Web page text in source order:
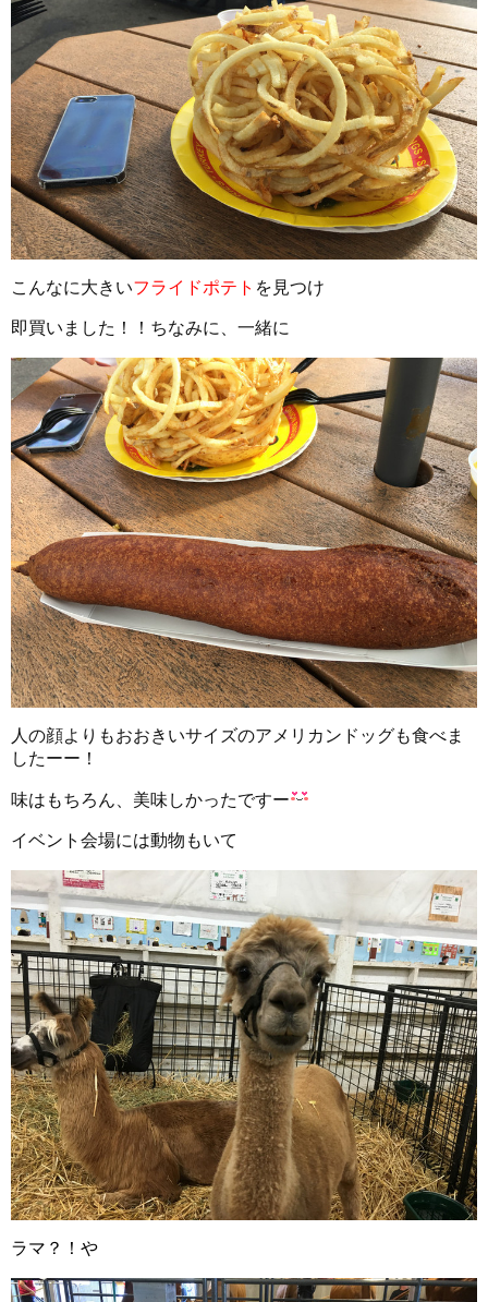
こんなに大きいフライドポテト を見つけ
即買いました！！ちなみに、一緒に
人の顔よりもおおきいサイズのアメリカンドッグも食べま
したーー！
味はもちろん、美味しかったですー
イベント会場には動物もいて
ラマ？！や